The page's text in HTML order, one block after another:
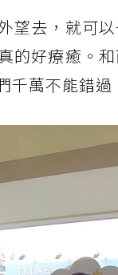
望去，就可
的好療癒。
千萬不能錯過